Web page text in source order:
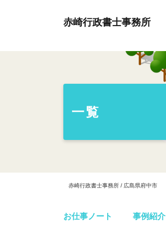
赤崎行政書士事務所
一覧
赤崎行政書士事務所 / 広島県府中市
お仕事ノート 事例紹介